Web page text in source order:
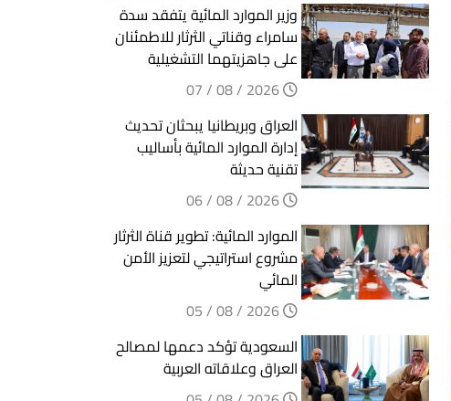
وزير الموارد المائية يتفقد سدة
سامراء وقناتي الثرثار للاطمئنان
على جاهزيتهما التشغيلية
العراق وبريطانيا يبحثان تحديث
إدارة الموارد المائية بأساليب
تقنية حديثة
الموارد المائية: تطوير قناة الثرثار
مشروع استراتيجي لتعزيز الأمن
المائي
السعودية تؤكد دعمها لمصالح
العراق وعلاقاته العربية